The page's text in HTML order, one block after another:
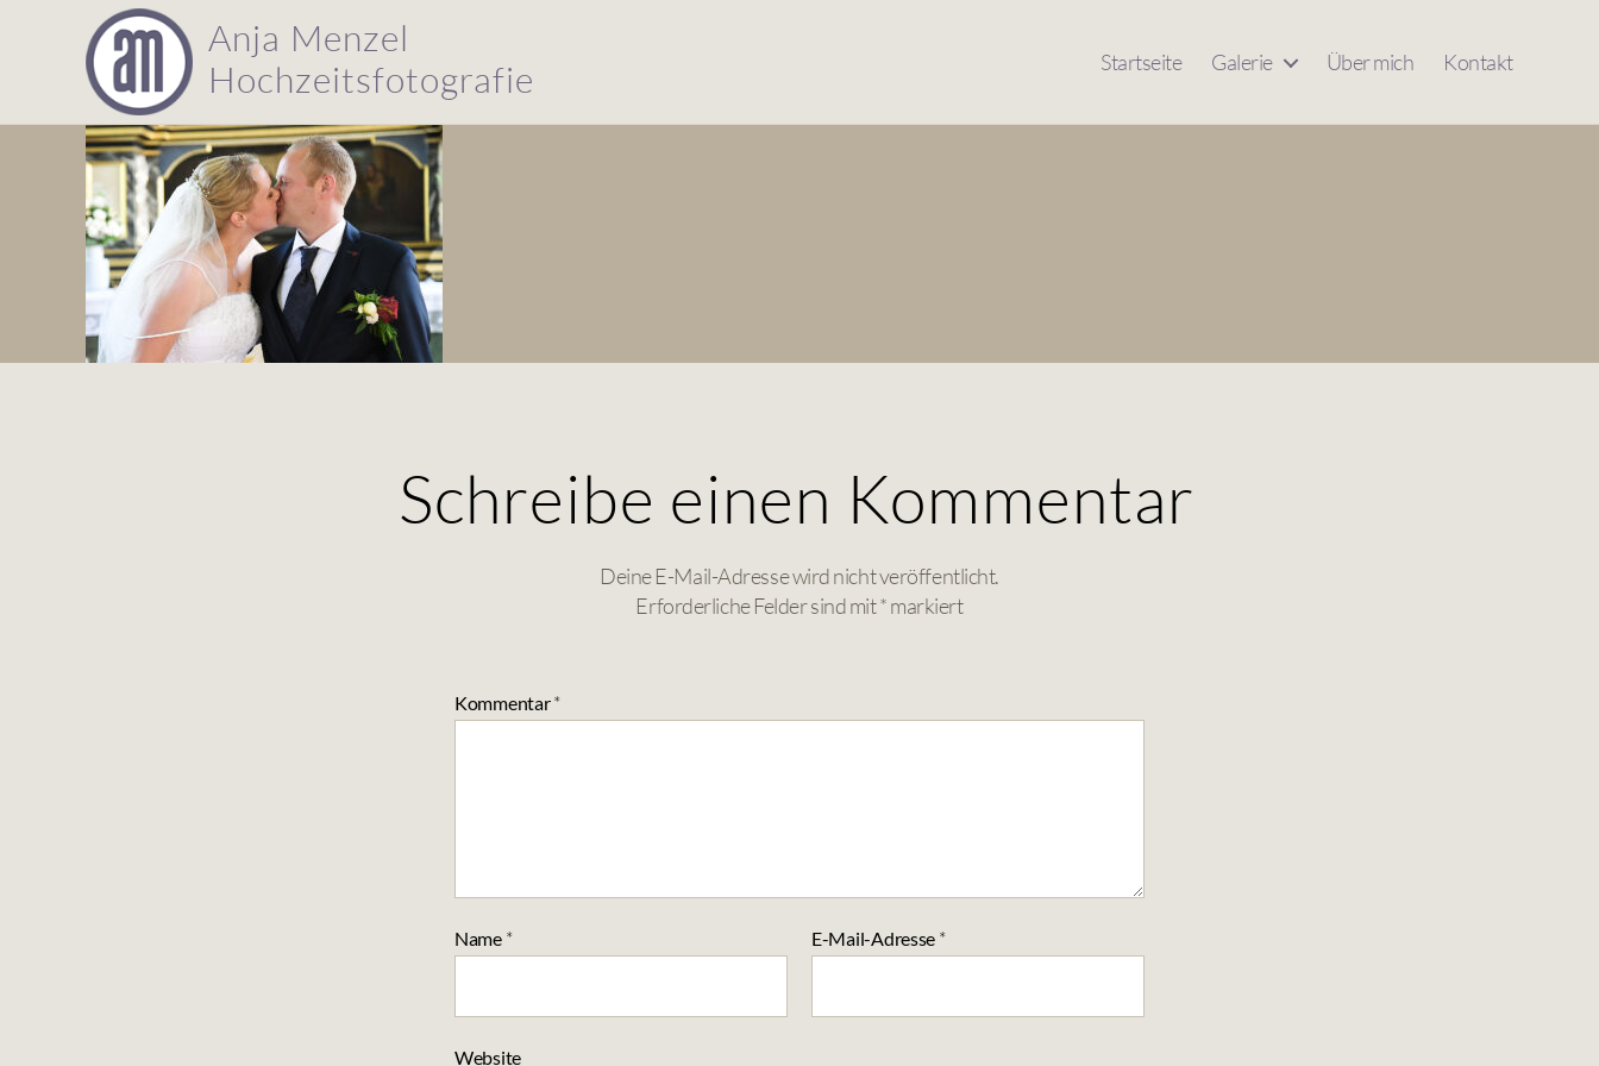
Hochzeitsfotografie
Anja
Menzel
Anja Menzel
Hochzeitsfotografie
Startseite Galerie Über mich Kontakt
Schreibe einen Kommentar
Deine E-Mail-Adresse wird nicht veröffentlicht.
Erforderliche Felder sind mit*markiert
Kommentar*
Name * E-Mail-Adresse *
Website